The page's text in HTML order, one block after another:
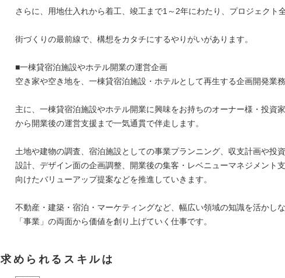
さらに、用地仕入れから着工、竣工まで1～2年にわたり、プロジェクト
街づくりの最前線で、構想をカタチにするやりがいがあります。
■一棟貸宿泊施設やホテル開業の運営企画
空き家や空き地を、一棟貸宿泊施設・ホテルとして再生する企画開発業務
主に、一棟貸宿泊施設やホテル開業に興味をお持ちのオーナー様・投資
から開業後の運営支援まで一気通貫で伴走します。
土地や建物の調査、宿泊施設としての事業プランニング、収支計画や投
設計、デザイン面の企画調整、開業後の集客・レベニューマネジメント
向けたバリューアップ提案などを推進していきます。
不動産・建築・宿泊・マーケティングなど、幅広い領域の知識を活かし
「事業」の両面から価値を創り上げていく仕事です。
求められるスキルは